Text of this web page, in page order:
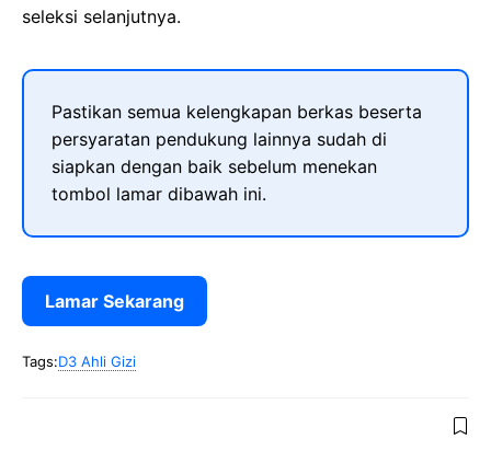
seleksi selanjutnya.
Pastikan semua kelengkapan berkas beserta
persyaratan pendukung lainnya sudah di
siapkan dengan baik sebelum menekan
tombol lamar dibawah ini.
Lamar Sekarang
Tags:D3 Ahli Gizi